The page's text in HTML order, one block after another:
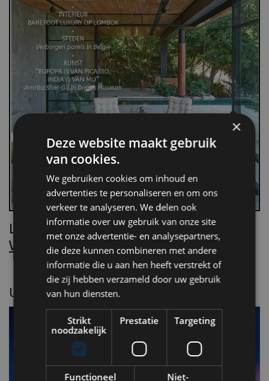
Lees Villa d’Arte!
Word nu abonnee.
UITGELICHT
×
Deze website maakt gebruik
van cookies.
We gebruiken cookies om inhoud en
advertenties te personaliseren en om ons
verkeer te analyseren. We delen ook
informatie over uw gebruik van onze site
met onze advertentie- en analysepartners,
die deze kunnen combineren met andere
informatie die u aan hen heeft verstrekt of
die zij hebben verzameld door uw gebruik
van hun diensten.
Strikt
noodzakelijk
Prestatie Targeting
Functioneel
Niet-